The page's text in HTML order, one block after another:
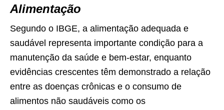
Alimentação
Segundo o IBGE, a alimentação adequada e
saudável representa importante condição para a
manutenção da saúde e bem-estar, enquanto
evidências crescentes têm demonstrado a relação
entre as doenças crônicas e o consumo de
alimentos não saudáveis como os